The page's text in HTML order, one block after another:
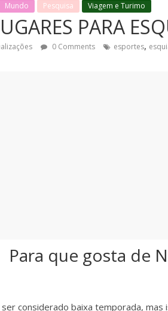
Mundo Pesquisa Viagem e Turimo
PARA
0 Comments esportes,
Para que gosta de
considerado baixa temporada, mas